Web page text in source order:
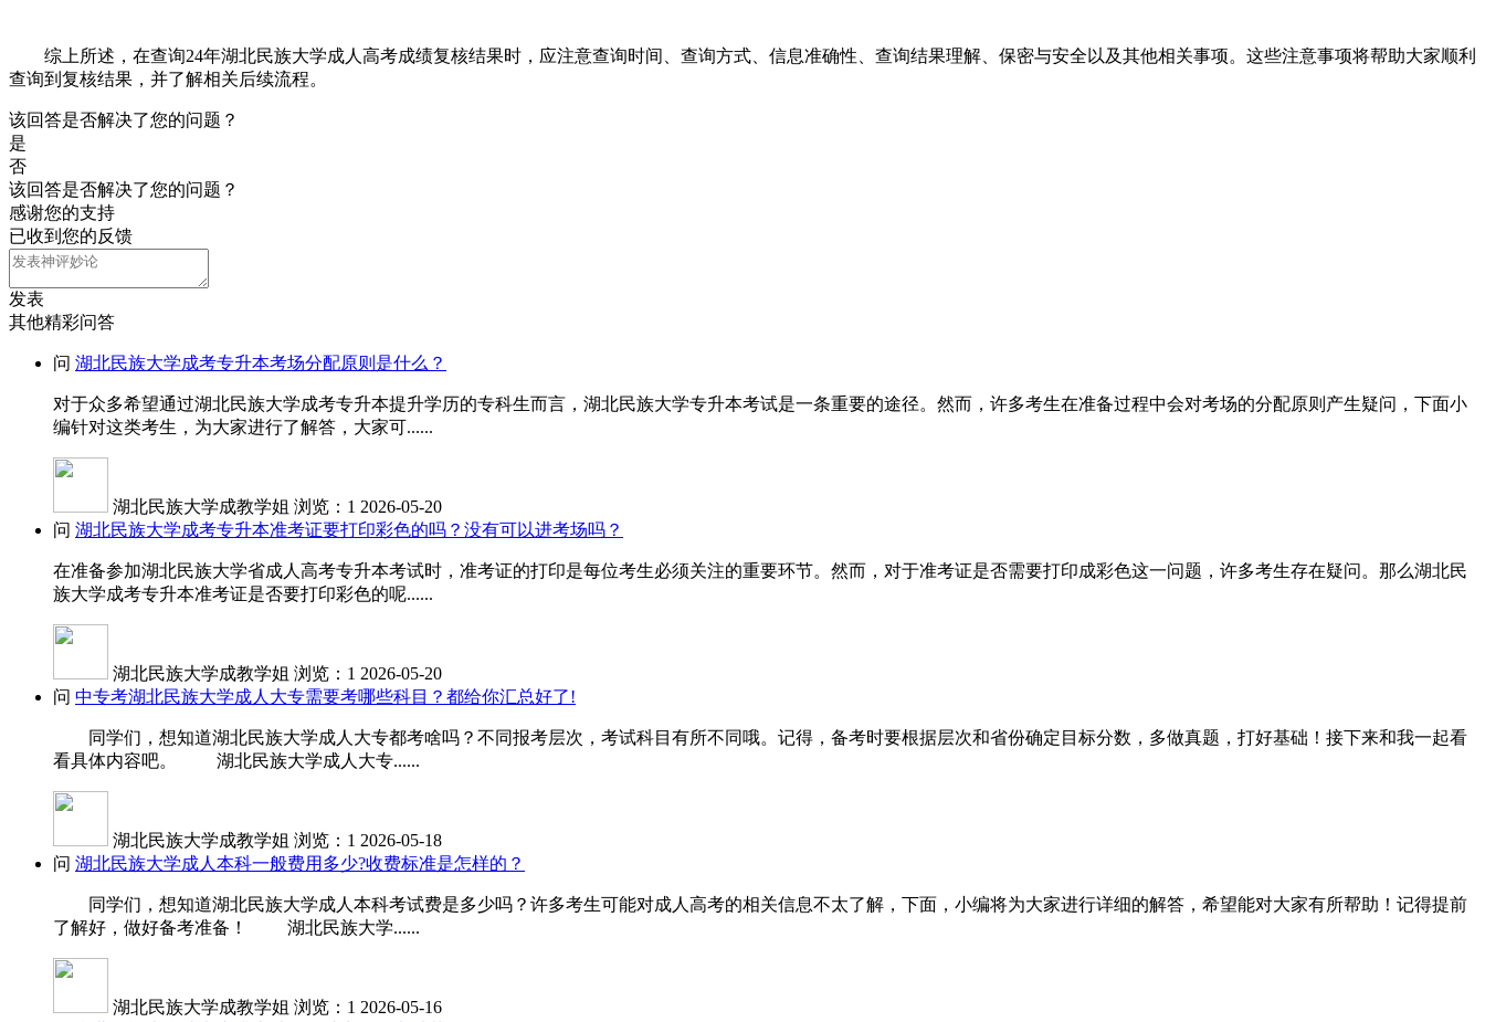
综上所述，在查询24年湖北民族大学成人高考成绩复核结果时，应注意查询时间、查询方式、信息准确性、查询结果理解、保密与安全以及其他相关事项。这些注意事项将帮助大家顺利
查询到复核结果，并了解相关后续流程。
该回答是否解决了您的问题？
是
否
该回答是否解决了您的问题？
感谢您的支持
已收到您的反馈
发表
其他精彩问答
问 湖北民族大学成考专升本考场分配原则是什么？
对于众多希望通过湖北民族大学成考专升本提升学历的专科生而言，湖北民族大学专升本考试是一条重要的途径。然而，许多考生在准备过程中会对考场的分配原则产生疑问，下面小
编针对这类考生，为大家进行了解答，大家可......
湖北民族大学成教学姐 浏览：1 2026-05-20
问 湖北民族大学成考专升本准考证要打印彩色的吗？没有可以进考场吗？
在准备参加湖北民族大学省成人高考专升本考试时，准考证的打印是每位考生必须关注的重要环节。然而，对于准考证是否需要打印成彩色这一问题，许多考生存在疑问。那么湖北民
族大学成考专升本准考证是否要打印彩色的呢......
湖北民族大学成教学姐 浏览：1 2026-05-20
问 中专考湖北民族大学成人大专需要考哪些科目？都给你汇总好了!
同学们，想知道湖北民族大学成人大专都考啥吗？不同报考层次，考试科目有所不同哦。记得，备考时要根据层次和省份确定目标分数，多做真题，打好基础！接下来和我一起看
看具体内容吧。 湖北民族大学成人大专......
湖北民族大学成教学姐 浏览：1 2026-05-18
问 湖北民族大学成人本科一般费用多少?收费标准是怎样的？
同学们，想知道湖北民族大学成人本科考试费是多少吗？许多考生可能对成人高考的相关信息不太了解，下面，小编将为大家进行详细的解答，希望能对大家有所帮助！记得提前
了解好，做好备考准备！ 湖北民族大学......
湖北民族大学成教学姐 浏览：1 2026-05-16